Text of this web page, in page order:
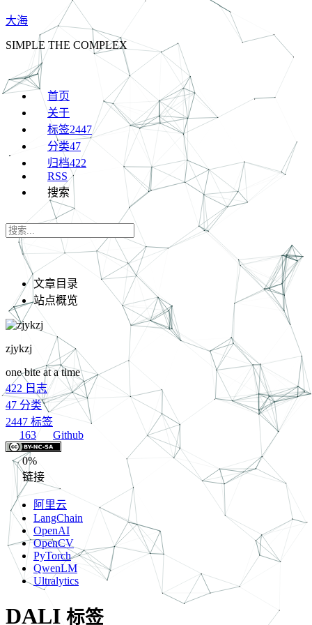
大海
SIMPLE THE COMPLEX
首页
关于
标签2447
分类47
归档422
RSS
搜索
文章目录
站点概览
zjykzj
one bite at a time
422 日志
47 分类
2447 标签
163
Github
0%
链接
阿里云
LangChain
OpenAI
OpenCV
PyTorch
QwenLM
Ultralytics
DALI 标签